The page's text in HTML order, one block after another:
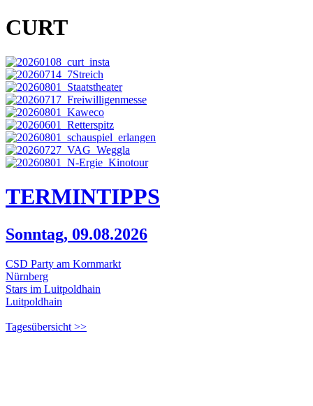
CURT
TERMINTIPPS
Sonntag, 09.08.2026
CSD Party am Kornmarkt
Nürnberg
Stars im Luitpoldhain
Luitpoldhain
Tagesübersicht >>